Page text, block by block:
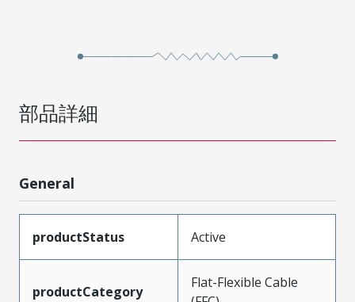
部品詳細
General
productStatus Active
productCategory
Flat-Flexible Cable